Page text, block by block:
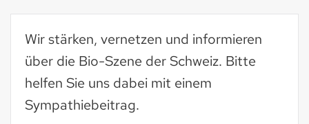
Wir stärken, vernetzen und informieren
über die Bio-Szene der Schweiz. Bitte
helfen Sie uns dabei mit einem
Sympathiebeitrag.